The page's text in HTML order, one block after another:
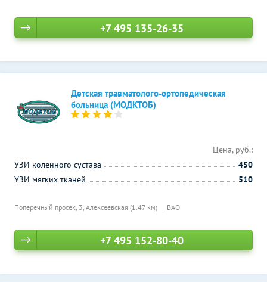
+7 495 135-26-35
Детская травматолого-ортопедическая
больница (МОДКТОБ)
Поперечный просек, 3, Алексеевская (1.47 км) ВАО
Цена, руб.:
УЗИ коленного сустава
450
УЗИ мягких тканей
510
+7 495 152-80-40